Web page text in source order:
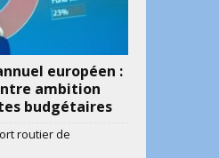
européen :
ambition
budgétaires
routier de